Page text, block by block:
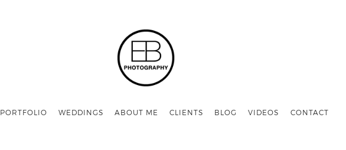
PORTFOLIO WEDDINGS ABOUT ME CLIENTS BLOG VIDEOS CONTACT